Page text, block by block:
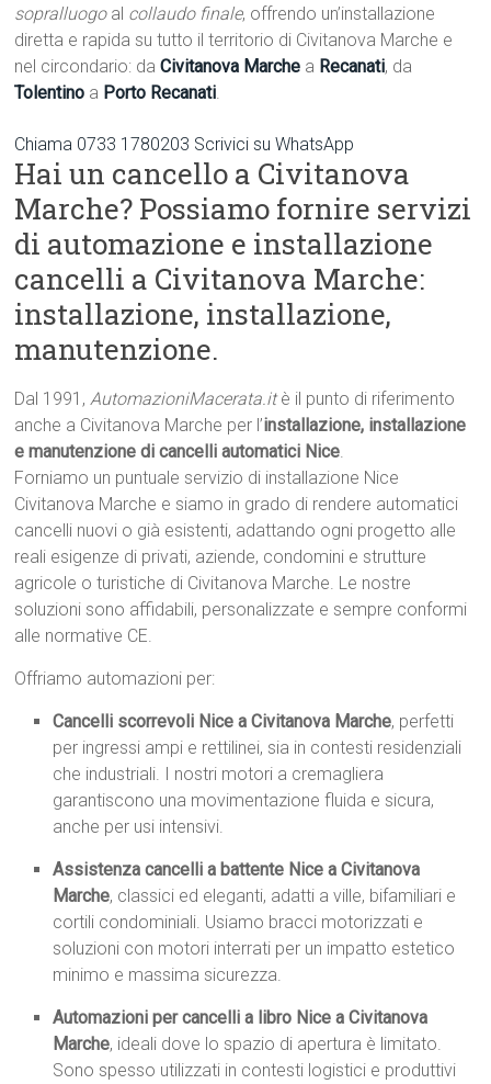
sopralluogo al collaudo finale, offrendo un’installazione
diretta e rapida su tutto il territorio di Civitanova Marche e
nel circondario: daCivitanova Marche a Recanati, da
Tolentino a Porto Recanati.
Chiama 0733 1780203 Scrivici su WhatsApp
Hai un cancello a Civitanova
Marche? Possiamo fornire servizi
di automazione e installazione
cancelli a Civitanova Marche:
installazione, installazione,
manutenzione.
Dal 1991,AutomazioniMacerata.itè il punto di riferimento
anche a Civitanova Marche per l’installazione, installazione
e manutenzione di cancelli automatici Nice.
Forniamo un puntuale servizio di installazione Nice
Civitanova Marche e siamo in grado di rendere automatici
cancelli nuovi o già esistenti, adattando ogni progetto alle
reali esigenze di privati, aziende, condomini e strutture
agricole o turistiche di Civitanova Marche. Le nostre
soluzioni sono affidabili, personalizzate e sempre conformi
alle normative CE.
Offriamo automazioni per:
Cancelli scorrevoli Nice a Civitanova Marche, perfetti
per ingressi ampi e rettilinei, sia in contesti residenziali
che industriali. I nostri motori a cremagliera
garantiscono una movimentazione fluida e sicura,
anche per usi intensivi.
Assistenza cancelli a battente Nice a Civitanova
Marche, classici ed eleganti, adatti a ville, bifamiliari e
cortili condominiali. Usiamo bracci motorizzati e
soluzioni con motori interrati per un impatto estetico
minimo e massima sicurezza.
Automazioni per cancelli a libro Nice a Civitanova
Marche, ideali dove lo spazio di apertura è limitato.
Sono spesso utilizzati in contesti logistici e produttivi